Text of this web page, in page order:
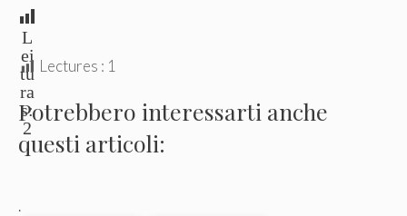
L
ei
tu
ra
s:
2
Lectures : 1
Potrebbero interessarti anche
questi articoli:
.